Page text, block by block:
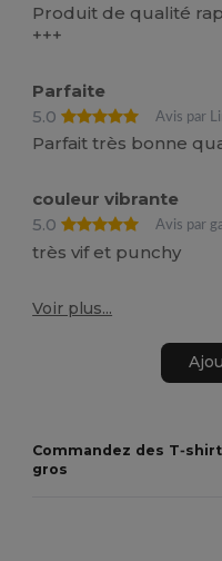
Produit de qualité
+++
Parfaite
5.0
Avis par
Parfait très bonne
couleur vibrante
5.0
Avis par
très vif et punchy
Voir plus...
Commandez des
gros